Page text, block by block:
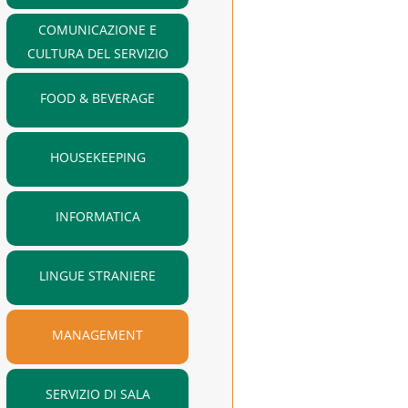
COMUNICAZIONE E
CULTURA DEL SERVIZIO
FOOD & BEVERAGE
HOUSEKEEPING
INFORMATICA
LINGUE STRANIERE
MANAGEMENT
SERVIZIO DI SALA